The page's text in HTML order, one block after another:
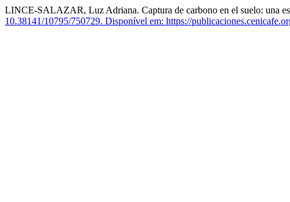
LINCE-SALAZAR, Luz Adriana. Captura de carbono en el suelo: una
10.38141/10795/750729. Disponível em: https://